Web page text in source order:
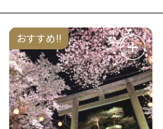
おすすめ!!